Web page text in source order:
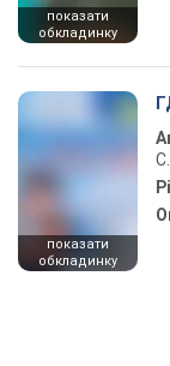
показати
обкладинку
показати
обкладинку